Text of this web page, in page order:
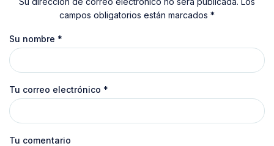
campos obligatorios están marcados *
Su nombre *
Tu correo electrónico *
Tu comentario